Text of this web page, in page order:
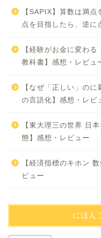
【SAPIX】算数は満
点を目指したら、逆に
【経験がお金に変わ
教科書】感想・レビュ
【なぜ「正しい」の
の言語化】感想・レビ
【東大理三の世界 日
態】感想・レビュー
【経済指標のキホン
ビュー
にほん